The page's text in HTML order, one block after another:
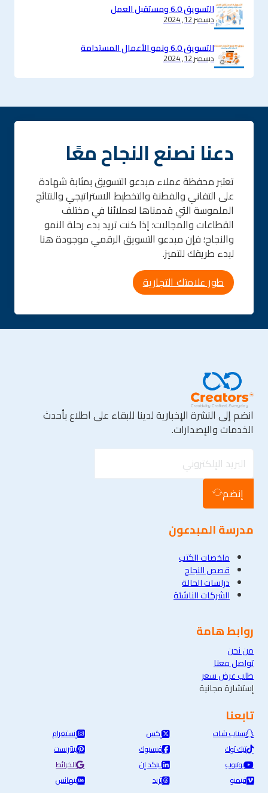
التسويق 6.0 ومستقبل العمل
ديسمبر 12, 2024
التسويق 6.0 ونمو الأعمال المستدامة
ديسمبر 12, 2024
دعنا نصنع النجاح معًا
تعتبر محفظة عملاء مبدعو التسويق بمثابة شهادة
على التفاني والفطنة والتخطيط الاستراتيجي والنتائج
الملموسة التي قدمناها لعملائنا في مختلف
القطاعات والمجالات؛ إذا كنت تريد بدء رحلة النمو
والنجاح؛ فإن مبدعو التسويق الرقمي موجودة هنا
لبدء طريقك للتميز.
طور علامتك التجارية
انضم إلى النشرة الإخبارية لدينا للبقاء على اطلاع بأحدث
الخدمات والإصدارات.
إنضم
مدرسة المبدعون
ملخصات الكتب
قصص النجاح
دراسات الحالة
الشركات الناشئة
روابط هامة
من نحن
تواصل معنا
طلب عرض سعر
إستشارة مجانية
تابعنا
سناب شات إكس
إنستغرام
تيك توك
فيسبوك
بينتريست
يوتيوب
لينكد إن
الخرائط
فيميو
ثريد بيهانس